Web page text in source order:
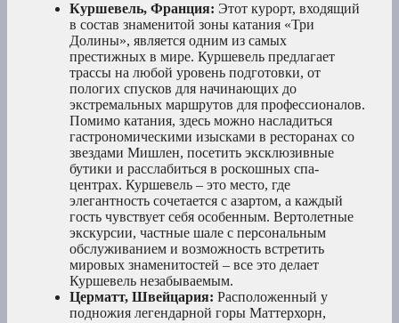
Куршевель, Франция: Этот курорт, входящий
в состав знаменитой зоны катания «Три
Долины», является одним из самых
престижных в мире. Куршевель предлагает
трассы на любой уровень подготовки, от
пологих спусков для начинающих до
экстремальных маршрутов для профессионалов.
Помимо катания, здесь можно насладиться
гастрономическими изысками в ресторанах со
звездами Мишлен, посетить эксклюзивные
бутики и расслабиться в роскошных спа-
центрах. Куршевель – это место, где
элегантность сочетается с азартом, а каждый
гость чувствует себя особенным. Вертолетные
экскурсии, частные шале с персональным
обслуживанием и возможность встретить
мировых знаменитостей – все это делает
Куршевель незабываемым.
Церматт, Швейцария: Расположенный у
подножия легендарной горы Маттерхорн,